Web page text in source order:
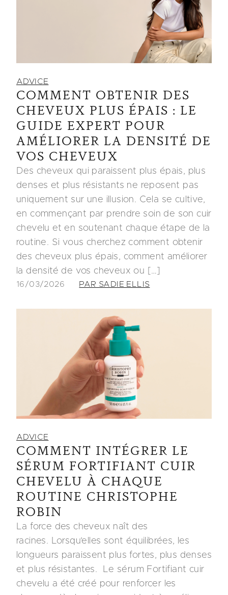
ADVICE
COMMENT OBTENIR DES
CHEVEUX PLUS ÉPAIS : LE
GUIDE EXPERT POUR
AMÉLIORER LA DENSITÉ DE
VOS CHEVEUX
Des cheveux qui paraissent plus épais, plus
denses et plus résistants ne reposent pas
uniquement sur une illusion. Cela se cultive,
en commençant par prendre soin de son cuir
chevelu et en soutenant chaque étape de la
routine. Si vous cherchez comment obtenir
des cheveux plus épais, comment améliorer
la densité de vos cheveux ou […]
16/03/2026 PAR SADIE ELLIS
ADVICE
COMMENT INTÉGRER LE
SÉRUM FORTIFIANT CUIR
CHEVELU À CHAQUE
ROUTINE CHRISTOPHE
ROBIN
La force des cheveux naît des
racines. Lorsqu’elles sont équilibrées, les
longueurs paraissent plus fortes, plus denses
et plus résistantes. Le sérum Fortifiant cuir
chevelu a été créé pour renforcer les